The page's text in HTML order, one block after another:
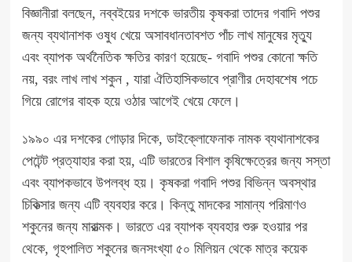
বিজ্ঞানীরা বলছেন, নব্বইয়ের দশকে ভারতীয় কৃষকরা তাদের গবাদি পশুর
জন্য ব্যথানাশক ওষুধ খেয়ে অসাবধানতাবশত পাঁচ লাখ মানুষের মৃত্যু
এবং ব্যাপক অর্থনৈতিক ক্ষতির কারণ হয়েছে- গবাদি পশুর কোনো ক্ষতি
নয়, বরং লাখ লাখ শকুন , যারা ঐতিহাসিকভাবে প্রাণীর দেহাবশেষ পচে
গিয়ে রোগের বাহক হয়ে ওঠার আগেই খেয়ে ফেলে।
১৯৯০ এর দশকের গোড়ার দিকে, ডাইক্লোফেনাক নামক ব্যথানাশকের
পেটেন্ট প্রত্যাহার করা হয়, এটি ভারতের বিশাল কৃষিক্ষেত্রের জন্য সস্তা
এবং ব্যাপকভাবে উপলব্ধ হয়। কৃষকরা গবাদি পশুর বিভিন্ন অবস্থার
চিকিত্সার জন্য এটি ব্যবহার করে। কিন্তু মাদকের সামান্য পরিমাণও
শকুনের জন্য মারাত্মক। ভারতে এর ব্যাপক ব্যবহার শুরু হওয়ার পর
থেকে, গৃহপালিত শকুনের জনসংখ্যা ৫০ মিলিয়ন থেকে মাত্র কয়েক